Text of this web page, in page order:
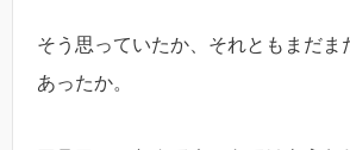
そう思っていたか、それともまだま
あったか。